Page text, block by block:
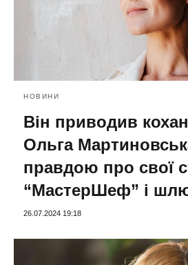
НОВИНИ
Він приводив
Ольга
правдою про свої
“МастерШеф” і
26.07.2024 19:18